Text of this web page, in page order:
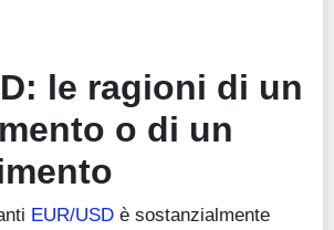
le ragioni di un
o di un
EUR/USD è sostanzialmente